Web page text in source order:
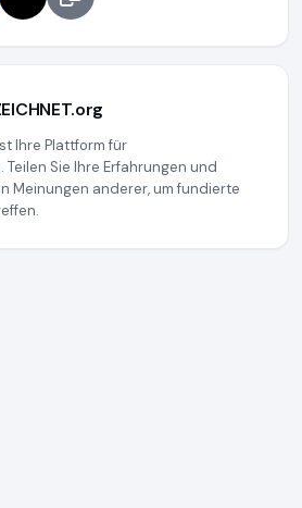
Ihre Plattform für
Sie Ihre Erfahrungen und
Meinungen anderer, um fundierte